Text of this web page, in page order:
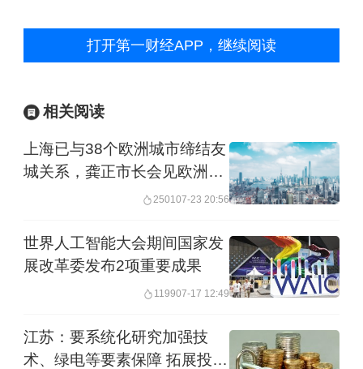
验。
打开第一财经APP，继续阅读
相关阅读
上海已与38个欧洲城市缔结友
城关系，龚正市长会见欧洲议
会外事委员会主席
250107-23 20:56
世界人工智能大会期间国家发
展改革委发布2项重要成果
119907-17 12:49
江苏：要系统化研究加强技
术、绿电等要素保障 拓展投融